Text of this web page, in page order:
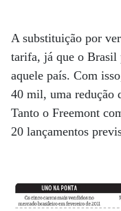
A substituição por
tarifa, já que o Brasil
aquele país. Com
40 mil, uma redução
Tanto o Freemont
20 lançamentos